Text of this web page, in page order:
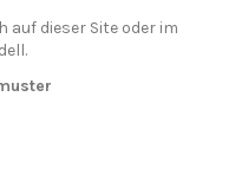
auf dieser Site oder im